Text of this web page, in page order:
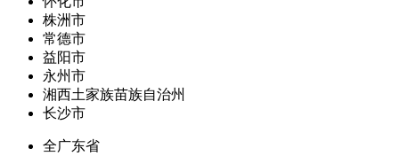
株洲市
常德市
益阳市
永州市
湘西土家族苗族自治州
长沙市
全广东省